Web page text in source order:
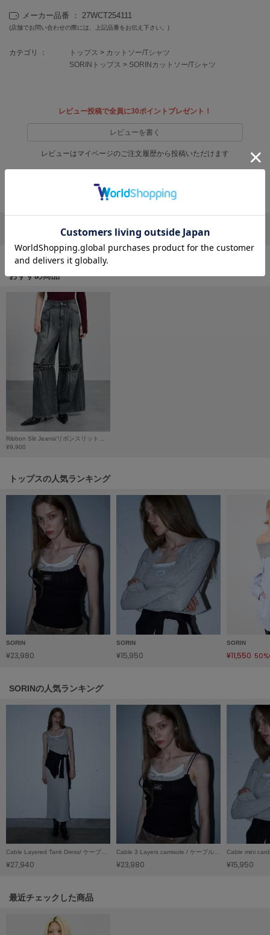
FURFUR
GELATO PIQUE CAT&DOG
ジェラート ピケ キャットアンドドッグ
gelato pique Sleep
ジェラート ピケ スリープ
へノン
HUNTER
HOKA ONEONE
ホカ オネオネ
LAATO
ラート
ルコックスポルティフ
LeSportsac
レスポートサック
LILY BROWN
リリーブラウン
LILY BROWN Lingerie
リリーブラウンランジェリー
LITTLE UNION TOKYO
リトルユニオン トウキョウ
メイドオブオーガニクス
MICHU COQUETTE
ミチュ コケット
MIESROHE
ミースロエ
miies miim
Mila Owen
ミラオーウェン
MOIGE
モワージュ
ミュシャ
メーカー品番 ： 27WCT254111
(店舗でお問い合わせの際には、上記品番をお伝え下さい。)
カテゴリ ： トップス > カットソー/Tシャツ
SORINトップス > SORINカットソー/Tシャツ
レビュー投稿で全員に30ポイントプレゼント！
レビューを書く
レビューはマイページのご注文履歴から投稿いただけます
リポストする LINEで送る
おすすめ商品
¥9,900
トップスの人気ランキング
SORIN
¥23,980
SORIN
¥15,950
SORIN
¥11,550
SORINの人気ランキング
Cable Layered Tank Dress/ ケーブルレイヤード タンクドレス
¥27,940
Cable 3 Layers camisole / ケーブル3レイヤーキャミソール
¥23,980 ¥15,950
関連記事
最近チェックした商品